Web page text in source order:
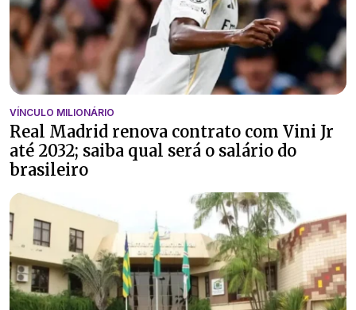
VÍNCULO MILIONÁRIO
Real Madrid renova contrato com Vini Jr
até 2032; saiba qual será o salário do
brasileiro